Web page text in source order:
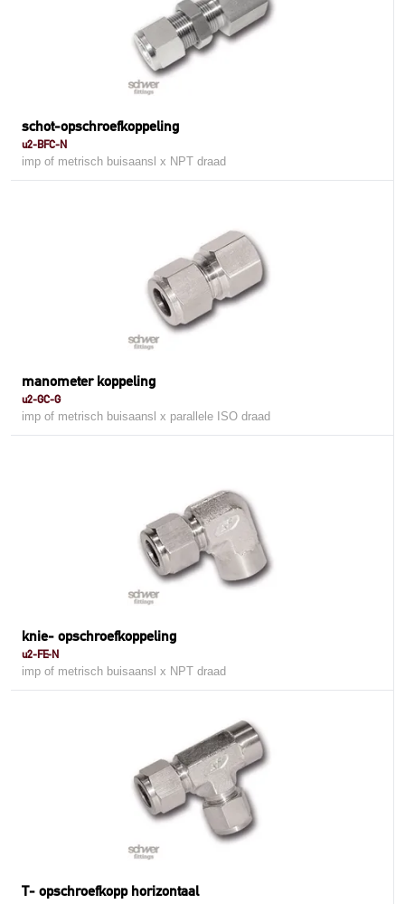
schot-opschroefkoppeling
u2-BFC-N
imp of metrisch buisaansl x NPT draad
manometer koppeling
u2-GC-G
imp of metrisch buisaansl x parallele ISO draad
knie- opschroefkoppeling
u2-FE-N
imp of metrisch buisaansl x NPT draad
T- opschroefkopp horizontaal